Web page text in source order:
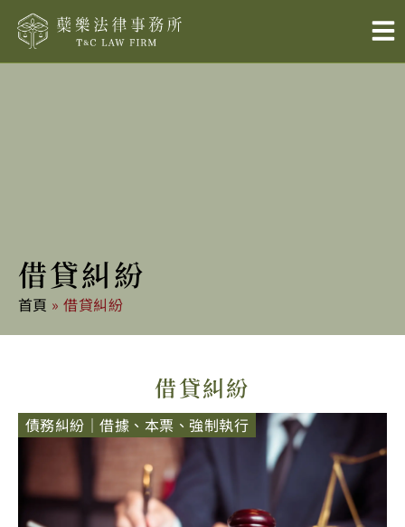
借貸糾紛
首頁 »借貸糾紛
借貸糾紛
債務糾紛｜借據、本票、強制執行